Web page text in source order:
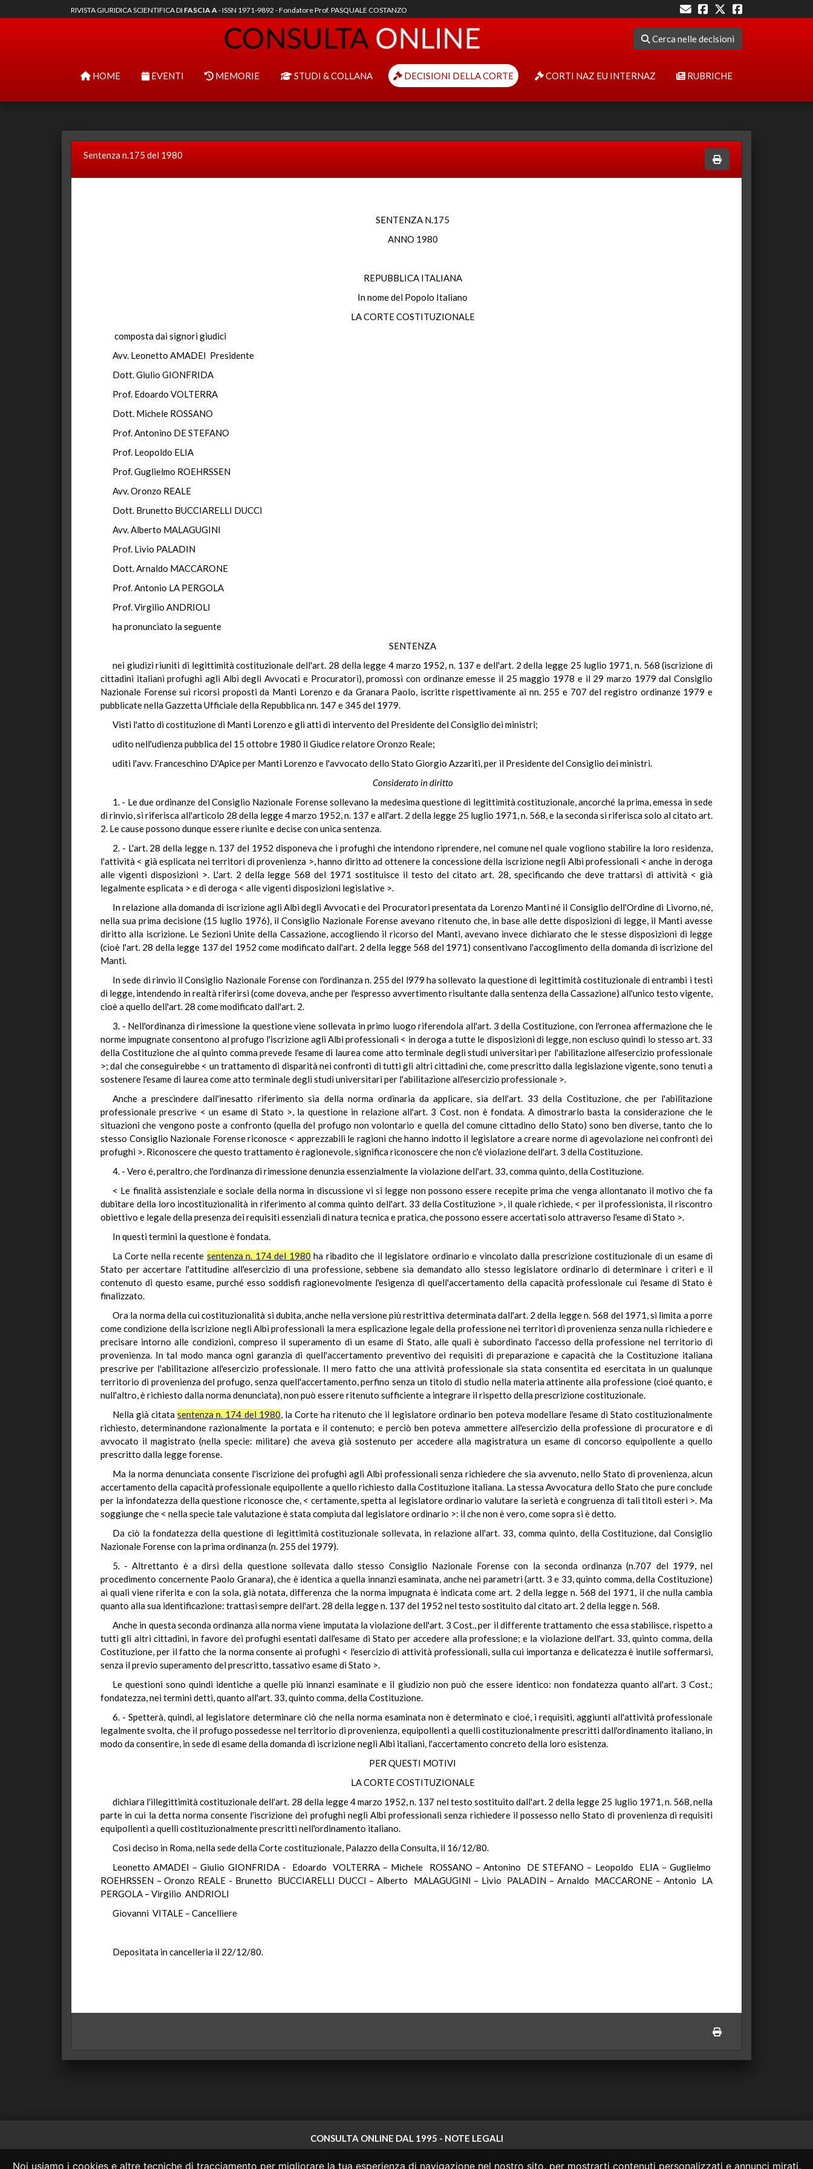
Noi usiamo i cookies e altre tecniche di tracciamento per migliorare la tua esperienza di navigazione nel nostro sito, per mostrarti contenuti personalizzati e annunci mirati,
RIVISTA GIURIDICA SCIENTIFICA DI FASCIA A- ISSN 1971-9892 - Fondatore Prof. PASQUALE COSTANZO
Cerca nelle decisioni
HOME EVENTI MEMORIE STUDI & COLLANA DECISIONI DELLA CORTE CORTI NAZ EU INTERNAZ RUBRICHE
Sentenza n.175 del 1980
SENTENZA N.175
ANNO 1980
REPUBBLICA ITALIANA
In nome del Popolo Italiano
LA CORTE COSTITUZIONALE
composta dai signori giudici
Avv. Leonetto AMADEI Presidente
Dott. Giulio GIONFRIDA
Prof. Edoardo VOLTERRA
Dott. Michele ROSSANO
Prof. Antonino DE STEFANO
Prof. Leopoldo ELIA
Prof. Guglielmo ROEHRSSEN
Avv. Oronzo REALE
Dott. Brunetto BUCCIARELLI DUCCI
Avv. Alberto MALAGUGINI
Prof. Livio PALADIN
Dott. Arnaldo MACCARONE
Prof. Antonio LA PERGOLA
Prof. Virgilio ANDRIOLI
ha pronunciato la seguente
SENTENZA
nei giudizi riuniti di legittimità costituzionale dell'art. 28 della legge 4 marzo 1952, n. 137 e dell'art. 2 della legge 25 luglio 1971, n. 568 (iscrizione di
cittadini italiani profughi agli Albi degli Avvocati e Procuratori), promossi con ordinanze emesse il 25 maggio 1978 e il 29 marzo 1979 dal Consiglio
Nazionale Forense sui ricorsi proposti da Manti Lorenzo e da Granara Paolo, iscritte rispettivamente ai nn. 255 e 707 del registro ordinanze 1979 e
pubblicate nella Gazzetta Ufficiale della Repubblica nn. 147 e 345 del 1979.
Visti l'atto di costituzione di Manti Lorenzo e gli atti di intervento del Presidente del Consiglio dei ministri;
udito nell'udienza pubblica del 15 ottobre 1980 il Giudice relatore Oronzo Reale;
uditi l'avv. Franceschino D'Apice per Manti Lorenzo e l'avvocato dello Stato Giorgio Azzariti, per il Presidente del Consiglio dei ministri.
Considerato in diritto
1. - Le due ordinanze del Consiglio Nazionale Forense sollevano la medesima questione di legittimità costituzionale, ancorché la prima, emessa in sede
di rinvio, si riferisca all'articolo 28 della legge 4 marzo 1952, n. 137 e all'art. 2 della legge 25 luglio 1971, n. 568, e la seconda si riferisca solo al citato art.
2. Le cause possono dunque essere riunite e decise con unica sentenza.
2. - L'art. 28 della legge n. 137 del 1952 disponeva che i profughi che intendono riprendere, nel comune nel quale vogliono stabilire la loro residenza,
l'attività < già esplicata nei territori di provenienza >, hanno diritto ad ottenere la concessione della iscrizione negli Albi professionali < anche in deroga
alle vigenti disposizioni >. L'art. 2 della legge 568 del 1971 sostituisce il testo del citato art. 28, specificando che deve trattarsi di attività < già
legalmente esplicata > e di deroga < alle vigenti disposizioni legislative >.
In relazione alla domanda di iscrizione agli Albi degli Avvocati e dei Procuratori presentata da Lorenzo Manti né il Consiglio dell'Ordine di Livorno, né,
nella sua prima decisione (15 luglio 1976), il Consiglio Nazionale Forense avevano ritenuto che, in base alle dette disposizioni di legge, il Manti avesse
diritto alla iscrizione. Le Sezioni Unite della Cassazione, accogliendo il ricorso del Manti, avevano invece dichiarato che le stesse disposizioni di legge
(cioè l'art. 28 della legge 137 del 1952 come modificato dall'art. 2 della legge 568 del 1971) consentivano l'accoglimento della domanda di iscrizione del
Manti.
In sede di rinvio il Consiglio Nazionale Forense con l'ordinanza n. 255 del l979 ha sollevato la questione di legittimità costituzionale di entrambi i testi
di legge, intendendo in realtà riferirsi (come doveva, anche per l'espresso avvertimento risultante dalla sentenza della Cassazione) all'unico testo vigente,
cioè a quello dell'art. 28 come modificato dall'art. 2.
3. - Nell'ordinanza di rimessione la questione viene sollevata in primo luogo riferendola all'art. 3 della Costituzione, con l'erronea affermazione che le
norme impugnate consentono al profugo l'iscrizione agli Albi professionali < in deroga a tutte le disposizioni di legge, non escluso quindi lo stesso art. 33
della Costituzione che al quinto comma prevede l'esame di laurea come atto terminale degli studi universitari per l'abilitazione all'esercizio professionale
>; dal che conseguirebbe < un trattamento di disparità nei confronti di tutti gli altri cittadini che, come prescritto dalla legislazione vigente, sono tenuti a
sostenere l'esame di laurea come atto terminale degli studi universitari per l'abilitazione all'esercizio professionale >.
Anche a prescindere dall'inesatto riferimento sia della norma ordinaria da applicare, sia dell'art. 33 della Costituzione, che per l'abilitazione
professionale prescrive < un esame di Stato >, la questione in relazione all'art. 3 Cost. non è fondata. A dimostrarlo basta la considerazione che le
situazioni che vengono poste a confronto (quella del profugo non volontario e quella del comune cittadino dello Stato) sono ben diverse, tanto che lo
stesso Consiglio Nazionale Forense riconosce < apprezzabili le ragioni che hanno indotto il legislatore a creare norme di agevolazione nei confronti dei
profughi >. Riconoscere che questo trattamento è ragionevole, significa riconoscere che non c'é violazione dell'art. 3 della Costituzione.
4. - Vero é, peraltro, che l'ordinanza di rimessione denunzia essenzialmente la violazione dell'art. 33, comma quinto, della Costituzione.
< Le finalità assistenziale e sociale della norma in discussione vi si legge non possono essere recepite prima che venga allontanato il motivo che fa
dubitare della loro incostituzionalità in riferimento al comma quinto dell'art. 33 della Costituzione >, il quale richiede, < per il professionista, il riscontro
obiettivo e legale della presenza dei requisiti essenziali di natura tecnica e pratica, che possono essere accertati solo attraverso l'esame di Stato >.
In questi termini la questione è fondata.
La Corte nella recente sentenza n. 174 del 1980 ha ribadito che il legislatore ordinario e vincolato dalla prescrizione costituzionale di un esame di
Stato per accertare l'attitudine all'esercizio di una professione, sebbene sia demandato allo stesso legislatore ordinario di determinare i criteri e il
contenuto di questo esame, purché esso soddisfi ragionevolmente l'esigenza di quell'accertamento della capacità professionale cui l'esame di Stato è
finalizzato.
Ora la norma della cui costituzionalità si dubita, anche nella versione più restrittiva determinata dall'art. 2 della legge n. 568 del 1971, si limita a porre
come condizione della iscrizione negli Albi professionali la mera esplicazione legale della professione nei territori di provenienza senza nulla richiedere e
precisare intorno alle condizioni, compreso il superamento di un esame di Stato, alle quali è subordinato l'accesso della professione nel territorio di
provenienza. In tal modo manca ogni garanzia di quell'accertamento preventivo dei requisiti di preparazione e capacità che la Costituzione italiana
prescrive per l'abilitazione all'esercizio professionale. Il mero fatto che una attività professionale sia stata consentita ed esercitata in un qualunque
territorio di provenienza del profugo, senza quell'accertamento, perfino senza un titolo di studio nella materia attinente alla professione (cioé quanto, e
null'altro, è richiesto dalla norma denunciata), non può essere ritenuto sufficiente a integrare il rispetto della prescrizione costituzionale.
Nella già citatasentenza n. 174 del 1980, la Corte ha ritenuto che il legislatore ordinario ben poteva modellare l'esame di Stato costituzionalmente
richiesto, determinandone razionalmente la portata e il contenuto; e perciò ben poteva ammettere all'esercizio della professione di procuratore e di
avvocato il magistrato (nella specie: militare) che aveva già sostenuto per accedere alla magistratura un esame di concorso equipollente a quello
prescritto dalla legge forense.
Ma la norma denunciata consente l'iscrizione dei profughi agli Albi professionali senza richiedere che sia avvenuto, nello Stato di provenienza, alcun
accertamento della capacità professionale equipollente a quello richiesto dalla Costituzione italiana. La stessa Avvocatura dello Stato che pure conclude
per la infondatezza della questione riconosce che, < certamente, spetta al legislatore ordinario valutare la serietà e congruenza di tali titoli esteri >. Ma
soggiunge che < nella specie tale valutazione è stata compiuta dal legislatore ordinario >: il che non è vero, come sopra si è detto.
Da ciò la fondatezza della questione di legittimità costituzionale sollevata, in relazione all'art. 33, comma quinto, della Costituzione, dal Consiglio
Nazionale Forense con la prima ordinanza (n. 255 del 1979).
5. - Altrettanto è a dirsi della questione sollevata dallo stesso Consiglio Nazionale Forense con la seconda ordinanza (n.707 del 1979, nel
procedimento concernente Paolo Granara), che è identica a quella innanzi esaminata, anche nei parametri (artt. 3 e 33, quinto comma, della Costituzione)
ai quali viene riferita e con la sola, già notata, differenza che la norma impugnata è indicata come art. 2 della legge n. 568 del 1971, il che nulla cambia
quanto alla sua identificazione: trattasi sempre dell'art. 28 della legge n. 137 del 1952 nel testo sostituito dal citato art. 2 della legge n. 568.
Anche in questa seconda ordinanza alla norma viene imputata la violazione dell'art. 3 Cost., per il differente trattamento che essa stabilisce, rispetto a
tutti gli altri cittadini, in favore dei profughi esentati dall'esame di Stato per accedere alla professione; e la violazione dell'art. 33, quinto comma, della
Costituzione, per il fatto che la norma consente ai profughi < l'esercizio di attività professionali, sulla cui importanza e delicatezza è inutile soffermarsi,
senza il previo superamento del prescritto, tassativo esame di Stato >.
Le questioni sono quindi identiche a quelle più innanzi esaminate e il giudizio non può che essere identico: non fondatezza quanto all'art. 3 Cost.;
fondatezza, nei termini detti, quanto all'art. 33, quinto comma, della Costituzione.
6. - Spetterà, quindi, al legislatore determinare ciò che nella norma esaminata non è determinato e cioé, i requisiti, aggiunti all'attività professionale
legalmente svolta, che il profugo possedesse nel territorio di provenienza, equipollenti a quelli costituzionalmente prescritti dall'ordinamento italiano, in
modo da consentire, in sede di esame della domanda di iscrizione negli Albi italiani, l'accertamento concreto della loro esistenza.
PER QUESTI MOTIVI
LA CORTE COSTITUZIONALE
dichiara l'illegittimità costituzionale dell'art. 28 della legge 4 marzo 1952, n. 137 nel testo sostituito dall'art. 2 della legge 25 luglio 1971, n. 568, nella
parte in cui la detta norma consente l'iscrizione dei profughi negli Albi professionali senza richiedere il possesso nello Stato di provenienza di requisiti
equipollenti a quelli costituzionalmente prescritti nell'ordinamento italiano.
Così deciso in Roma, nella sede della Corte costituzionale, Palazzo della Consulta, il 16/12/80.
Leonetto AMADEI – Giulio GIONFRIDA - Edoardo VOLTERRA – Michele ROSSANO – Antonino DE STEFANO – Leopoldo ELIA – Guglielmo
ROEHRSSEN – Oronzo REALE - Brunetto BUCCIARELLI DUCCI – Alberto MALAGUGINI – Livio PALADIN – Arnaldo MACCARONE – Antonio LA
PERGOLA – Virgilio ANDRIOLI
Giovanni VITALE – Cancelliere
Depositata in cancelleria il 22/12/80.
CONSULTA ONLINE DAL 1995 - NOTE LEGALI
Consulta OnLine non ha prodotto e non è responsabile per i contenuti e le informazioni legali di siti collegati.